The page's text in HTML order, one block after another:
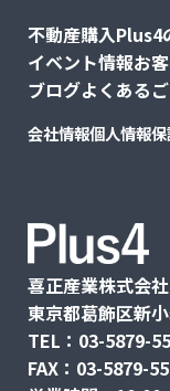
不動産購入Plus4
イベント情報お
ブログよくある
会社情報個人情報
喜正産業株式会社
東京都葛飾区新
TEL：03-5879-
FAX：03-5879-